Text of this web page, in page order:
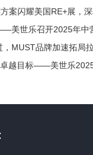
案闪耀美国RE+展，
美世乐召开2025年中
MUST品牌加速拓局
卓越目标——美世乐